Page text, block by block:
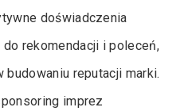
doświadczenia
rekomendacji i poleceń,
reputacji marki.
imprez